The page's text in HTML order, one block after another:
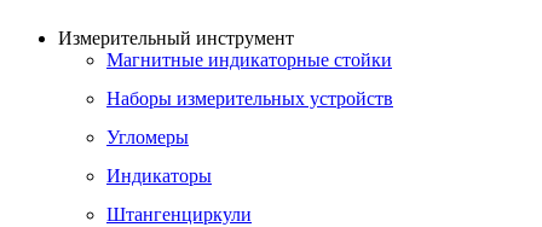
Измерительный инструмент
Магнитные индикаторные стойки
Наборы измерительных устройств
Угломеры
Индикаторы
Штангенциркули